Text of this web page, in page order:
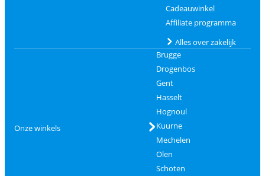
Cadeauwinkel
Affiliate programma
Alles over zakelijk
Onze winkels
Brugge
Drogenbos
Gent
Hasselt
Hognoul
Kuurne
Mechelen
Olen
Schoten